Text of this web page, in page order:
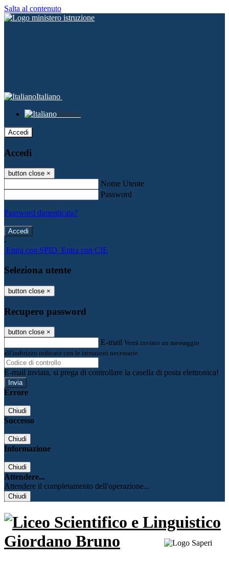
Salta al contenuto
Italiano
Italiano
Accedi
Accedi
button close ×
Nome Utente
Password
Password dimenticata?
-
Entra con SPID Entra con CIE
Seleziona utente
button close ×
Recupero password
button close ×
E-mail Verrà inviato un messaggio
all'indirizzo indicato con le istruzioni necessarie.
E-mail inviata, si prega di controllare la casella di posta elettronica!
Errore
Chiudi
Successo
Chiudi
Informazione
Chiudi
Attendere...
Attendere il completamento dell'operazione...
Chiudi